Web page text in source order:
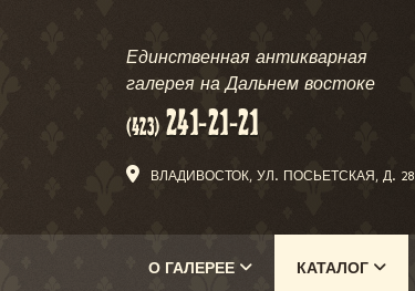
Единственная антикварная
галерея на Дальнем востоке
ВЛАДИВОСТОК, УЛ. ПОСЬЕТСКАЯ, Д. 28
О ГАЛЕРЕЕ КАТАЛОГ